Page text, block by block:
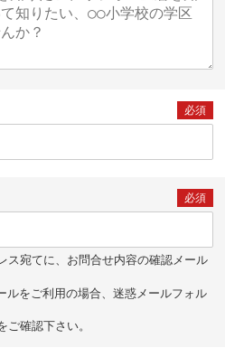
必須
必須
ス宛てに、お問合せ内容の確認メール
ルをご利用の場合、迷惑メールフォル
ご確認下さい。